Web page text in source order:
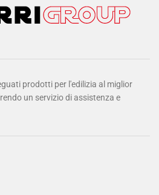
prodotti per l'edilizia al miglior
un servizio di assistenza e